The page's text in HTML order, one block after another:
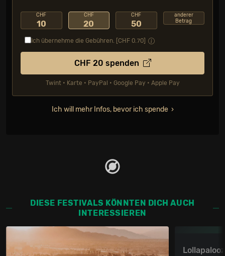
CHF
10
CHF
20
CHF
50
anderer
Betrag
Ich übernehme die Gebühren. [CHF 0.70
CHF 20 spenden
Twint • Karte • PayPal • Google Pay • Apple Pay
Ich will mehr Infos, bevor ich spende
DIESE FESTIVALS KÖNNTEN DICH AUCH
INTERESSIEREN